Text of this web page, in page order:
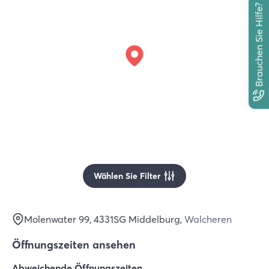
Brauchen Sie Hilfe?
Wählen Sie Filter
Molenwater 99, 4331SG Middelburg, Walcheren
Öffnungszeiten ansehen